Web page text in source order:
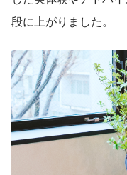
段に上がりました。